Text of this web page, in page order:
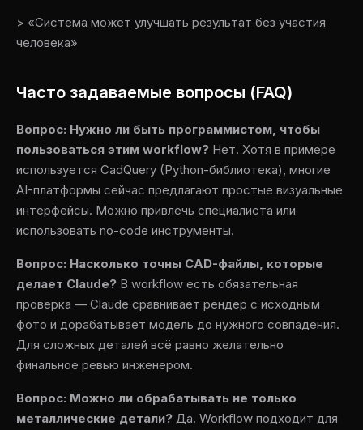
> «Система может улучшать результат без участия
человека»
Часто задаваемые вопросы (FAQ)
Вопрос: Нужно ли быть программистом, чтобы
пользоваться этим workflow? Нет. Хотя в примере
используется CadQuery (Python-библиотека), многие
AI-платформы сейчас предлагают простые визуальные
интерфейсы. Можно привлечь специалиста или
использовать no-code инструменты.
Вопрос: Насколько точны CAD-файлы, которые
делает Claude? В workflow есть обязательная
проверка — Claude сравнивает рендер с исходным
фото и дорабатывает модель до нужного совпадения.
Для сложных деталей всё равно желательно
финальное ревью инженером.
Вопрос: Можно ли обрабатывать не только
металлические детали? Да. Workflow подходит для